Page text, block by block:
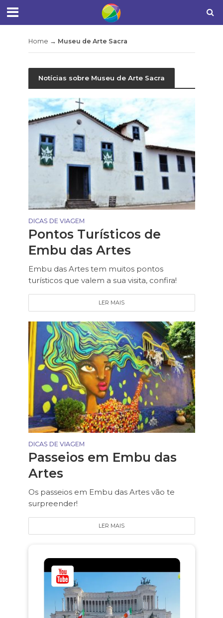
Home → Museu de Arte Sacra
Notícias sobre Museu de Arte Sacra
DICAS DE VIAGEM
Pontos Turísticos de
Embu das Artes
Embu das Artes tem muitos pontos
turísticos que valem a sua visita, confira!
LER MAIS
DICAS DE VIAGEM
Passeios em Embu das
Artes
Os passeios em Embu das Artes vão te
surpreender!
LER MAIS